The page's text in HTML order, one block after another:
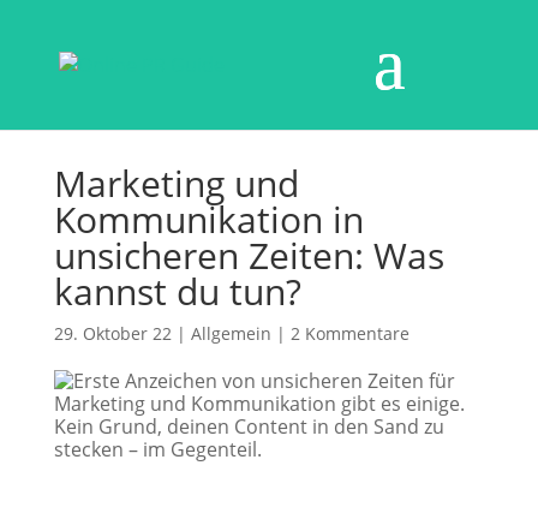
Marketing und
Kommunikation in
unsicheren Zeiten: Was
kannst du tun?
29. Oktober 22| Allgemein | 2 Kommentare